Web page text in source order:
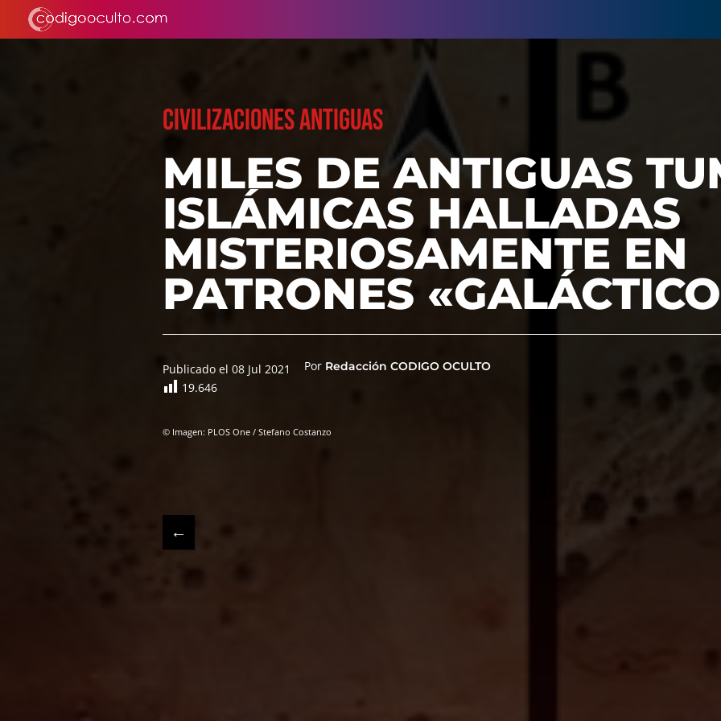
CIVILIZACIONES ANTIGUAS
MILES DE ANTIGUAS
ISLÁMICAS HALLADAS
MISTERIOSAMENTE EN
PATRONES
Publicado el 08 Jul 2021 Por Redacción CODIGO OCULTO
19.646
© Imagen: PLOS One / Stefano Costanzo
←